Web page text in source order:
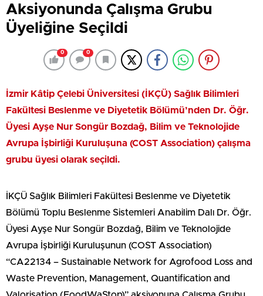
Aksiyonunda Çalışma Grubu
Üyeliğine Seçildi
0 0
İzmir Kâtip Çelebi Üniversitesi (İKÇÜ) Sağlık Bilimleri
Fakültesi Beslenme ve Diyetetik Bölümü’nden Dr. Öğr.
Üyesi Ayşe Nur Songür Bozdağ, Bilim ve Teknolojide
Avrupa İşbirliği Kuruluşuna (COST Association) çalışma
grubu üyesi olarak seçildi.
İKÇÜ Sağlık Bilimleri Fakültesi Beslenme ve Diyetetik
Bölümü Toplu Beslenme Sistemleri Anabilim Dalı Dr. Öğr.
Üyesi Ayşe Nur Songür Bozdağ, Bilim ve Teknolojide
Avrupa İşbirliği Kuruluşunun (COST Association)
“CA22134 – Sustainable Network for Agrofood Loss and
Waste Prevention, Management, Quantification and